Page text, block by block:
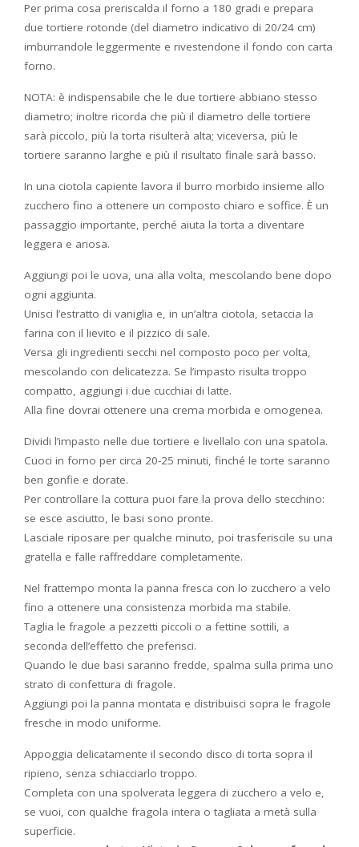
Per prima cosa preriscalda il forno a 180 gradi e prepara
due tortiere rotonde (del diametro indicativo di 20/24 cm)
imburrandole leggermente e rivestendone il fondo con carta
forno.
NOTA: è indispensabile che le due tortiere abbiano stesso
diametro; inoltre ricorda che più il diametro delle tortiere
sarà piccolo, più la torta risulterà alta; viceversa, più le
tortiere saranno larghe e più il risultato finale sarà basso.
In una ciotola capiente lavora il burro morbido insieme allo
zucchero fino a ottenere un composto chiaro e soffice. È un
passaggio importante, perché aiuta la torta a diventare
leggera e ariosa.
Aggiungi poi le uova, una alla volta, mescolando bene dopo
ogni aggiunta.
Unisci l’estratto di vaniglia e, in un’altra ciotola, setaccia la
farina con il lievito e il pizzico di sale.
Versa gli ingredienti secchi nel composto poco per volta,
mescolando con delicatezza. Se l’impasto risulta troppo
compatto, aggiungi i due cucchiai di latte.
Alla fine dovrai ottenere una crema morbida e omogenea.
Dividi l’impasto nelle due tortiere e livellalo con una spatola.
Cuoci in forno per circa 20-25 minuti, finché le torte saranno
ben gonfie e dorate.
Per controllare la cottura puoi fare la prova dello stecchino:
se esce asciutto, le basi sono pronte.
Lasciale riposare per qualche minuto, poi trasferiscile su una
gratella e falle raffreddare completamente.
Nel frattempo monta la panna fresca con lo zucchero a velo
fino a ottenere una consistenza morbida ma stabile.
Taglia le fragole a pezzetti piccoli o a fettine sottili, a
seconda dell’effetto che preferisci.
Quando le due basi saranno fredde, spalma sulla prima uno
strato di confettura di fragole.
Aggiungi poi la panna montata e distribuisci sopra le fragole
fresche in modo uniforme.
Appoggia delicatamente il secondo disco di torta sopra il
ripieno, senza schiacciarlo troppo.
Completa con una spolverata leggera di zucchero a velo e,
se vuoi, con qualche fragola intera o tagliata a metà sulla
superficie.